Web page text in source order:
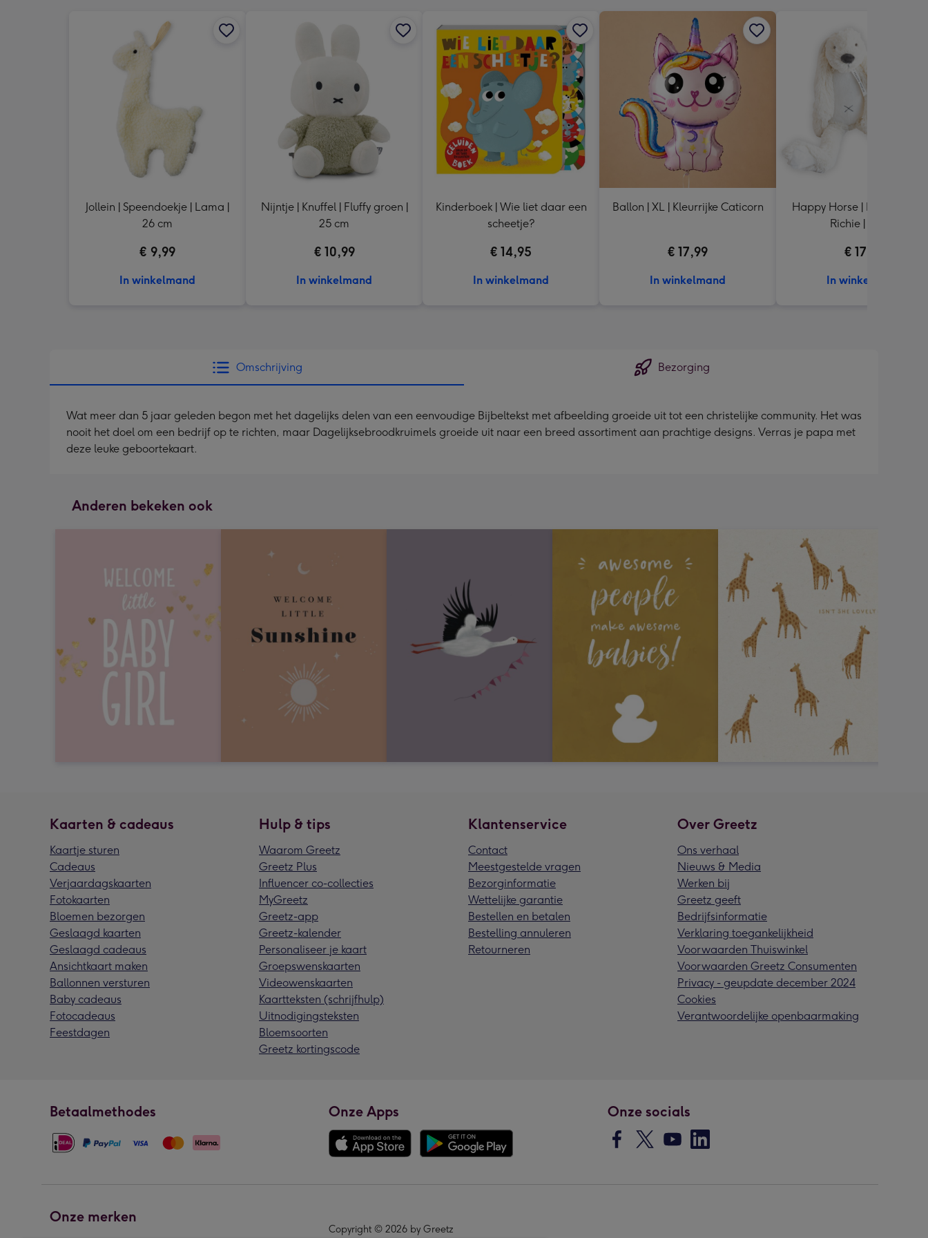
Jollein | Speendoekje | Lama |
26 cm
€ 9,99
In winkelmand
Nijntje | Knuffel | Fluffy groen |
25 cm
€ 10,99
In winkelmand
Kinderboek | Wie liet daar een
scheetje?
€ 14,95
In winkelmand
Ballon | XL | Kleurrijke Caticorn
€ 17,99
In winkelmand
Happy Horse | Knuffel |
Richie | 38 cm
€ 17,99
In winkelmand
Omschrijving Bezorging
Wat meer dan 5 jaar geleden begon met het dagelijks delen van een eenvoudige Bijbeltekst met afbeelding groeide uit tot een christelijke community. Het was
nooit het doel om een bedrijf op te richten, maar Dagelijksebroodkruimels groeide uit naar een breed assortiment aan prachtige designs. Verras je papa met
deze leuke geboortekaart.
Anderen bekeken ook
Kaarten & cadeaus
Kaartje sturen
Cadeaus
Verjaardagskaarten
Fotokaarten
Bloemen bezorgen
Geslaagd kaarten
Geslaagd cadeaus
Ansichtkaart maken
Ballonnen versturen
Baby cadeaus
Fotocadeaus
Feestdagen
Hulp & tips
Waarom Greetz
Greetz Plus
Influencer co-collecties
MyGreetz
Greetz-app
Greetz-kalender
Personaliseer je kaart
Groepswenskaarten
Videowenskaarten
Kaartteksten (schrijfhulp)
Uitnodigingsteksten
Bloemsoorten
Greetz kortingscode
Klantenservice
Contact
Meestgestelde vragen
Bezorginformatie
Wettelijke garantie
Bestellen en betalen
Bestelling annuleren
Retourneren
Over Greetz
Ons verhaal
Nieuws & Media
Werken bij
Greetz geeft
Bedrijfsinformatie
Verklaring toegankelijkheid
Voorwaarden Thuiswinkel
Voorwaarden Greetz Consumenten
Privacy - geupdate december 2024
Cookies
Verantwoordelijke openbaarmaking
Betaalmethodes Onze Apps Onze socials
Onze merken
Copyright © 2026 by Greetz